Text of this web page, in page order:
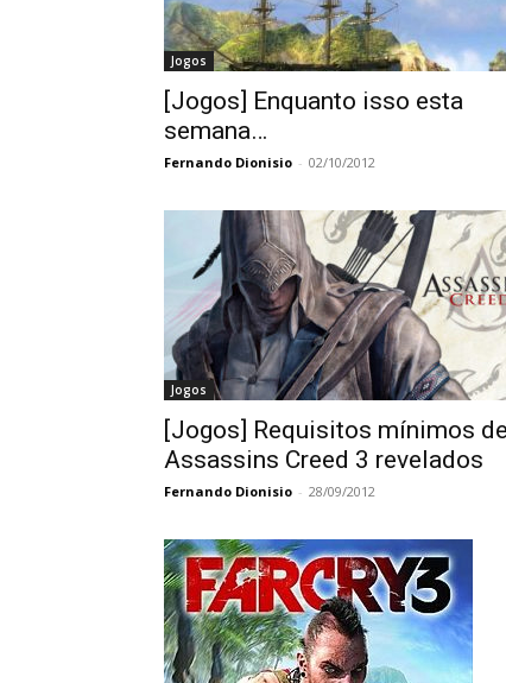
Jogos
[Jogos] Enquanto isso esta
semana…
Fernando Dionisio - 02/10/2012
Jogos
[Jogos] Requisitos mínimos de
Assassins Creed 3 revelados
Fernando Dionisio - 28/09/2012